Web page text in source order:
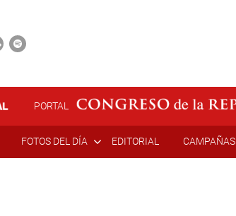
PORTAL
FOTOS DEL DÍA EDITORIAL CAMPAÑAS